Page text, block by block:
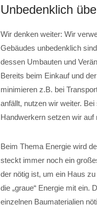
Unbedenklich
Wir denken weiter: Wir
Gebäudes unbedenklich
dessen Umbauten und
Bereits beim Einkauf und
minimieren z.B. bei
anfällt, nutzen wir weiter.
Handwerkern setzen wir auf
Beim Thema Energie wird
steckt immer noch ein
der nötig ist, um ein Haus
die „graue“ Energie mit ein.
einzelnen Baumaterialien